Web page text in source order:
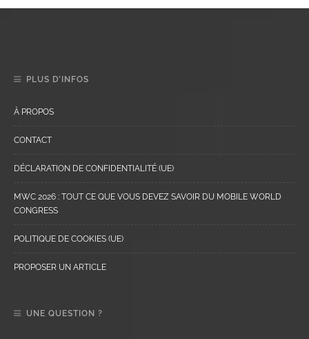
PLUS D’INFOS
À PROPOS
CONTACT
DÉCLARATION DE CONFIDENTIALITÉ (UE)
MWC 2026 : TOUT CE QUE VOUS DEVEZ SAVOIR DU MOBILE WORLD
CONGRESS
POLITIQUE DE COOKIES (UE)
PROPOSER UN ARTICLE
UNE QUESTION ?